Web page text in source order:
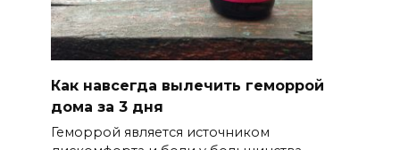
Как навсегда вылечить геморрой
дома за 3 дня
Геморрой является источником